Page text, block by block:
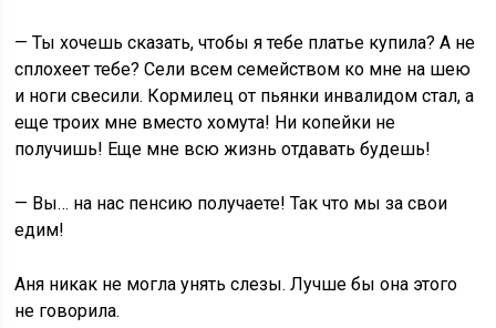
— Ты хочешь сказать, чтобы я тебе платье купила? А не
сплохеет тебе? Сели всем семейством ко мне на шею
и ноги свесили. Кормилец от пьянки инвалидом стал, а
еще троих мне вместо хомута! Ни копейки не
получишь! Еще мне всю жизнь отдавать будешь!
— Вы… на нас пенсию получаете! Так что мы за свои
едим!
Аня никак не могла унять слезы. Лучше бы она этого
не говорила.